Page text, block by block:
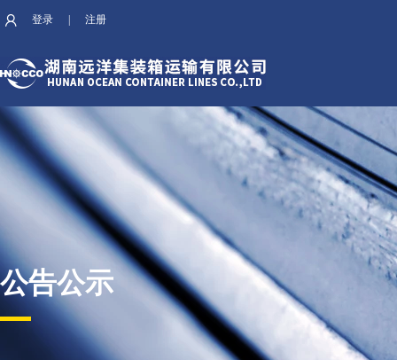
登录 注册
公告公示